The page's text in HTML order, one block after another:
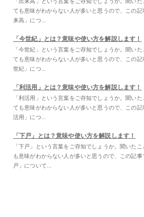
ても意味がわからない人が多いと思うので、この記
来高」につ...
「今世紀」とは？意味や使い方を解説します！
「今世紀」という言葉をご存知でしょうか。聞いた
ても意味がわからない人が多いと思うので、この記
世紀」につ...
「利活用」とは？意味や使い方を解説します！
「利活用」という言葉をご存知でしょうか。聞いた
ても意味がわからない人が多いと思うので、この記
活用」につ...
「下戸」とは？意味や使い方を解説します！
「下戸」という言葉をご存知でしょうか。聞いたこ
も意味がわからない人が多いと思うので、この記事
戸」について...